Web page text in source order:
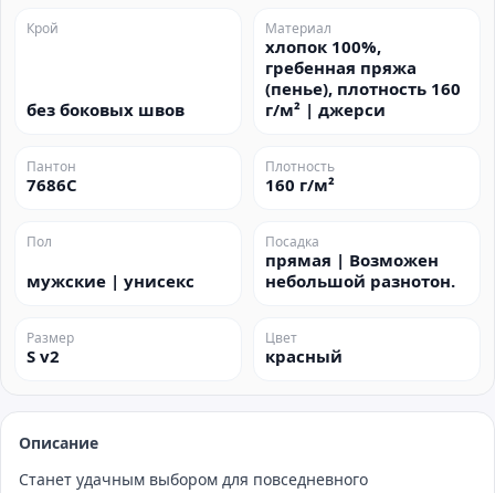
Крой
без боковых швов
Материал
хлопок 100%,
гребенная пряжа
(пенье), плотность 160
г/м² | джерси
Пантон
7686C
Плотность
160 г/м²
Пол
мужские | унисекс
Посадка
прямая | Возможен
небольшой разнотон.
Размер
S v2
Цвет
красный
Описание
Станет удачным выбором для повседневного